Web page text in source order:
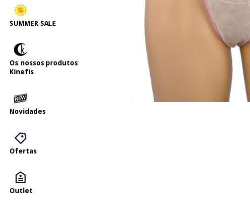
SUMMER SALE
Os nossos produtos
Kinefis
Novidades
Ofertas
Outlet